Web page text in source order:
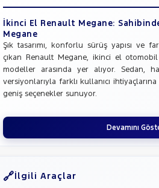
DCI
JOY
EDC
Megane
E-Tech
SYMBOL
TRAFIC
SSANGYONG
TESLA
İkinci El Renault Megane:
Megane
Şık tasarımı, konforlu sürüş yapısı ve
çıkan Renault Megane, ikinci el
modeller arasında yer alıyor. Sedan,
versiyonlarıyla farklı kullanıcı
geniş seçenekler sunuyor.
Devamını
İlgili Araçlar